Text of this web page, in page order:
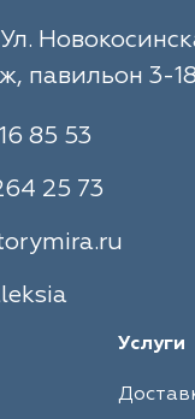
павильон 3-
85 53
25 73
Услуги